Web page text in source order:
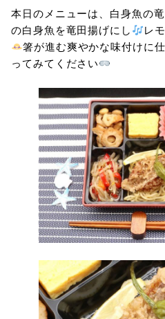
本日のメニューは、白身魚の
の白身魚を竜田揚げにし
レ
箸が進む爽やかな味付けに
ってみてください